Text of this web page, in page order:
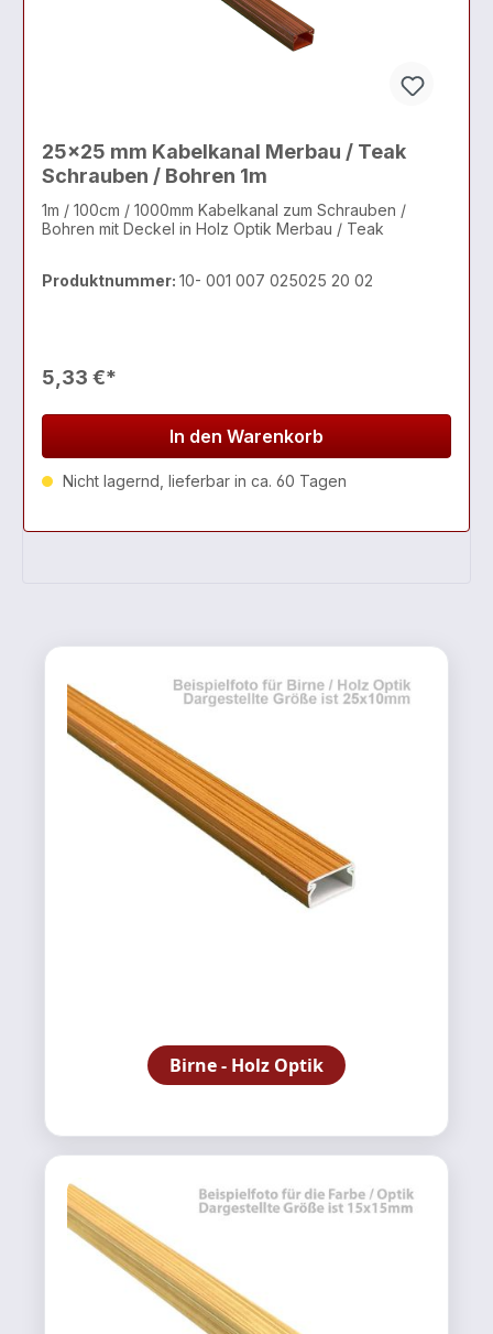
25x25 mm Kabelkanal Merbau / Teak
Schrauben / Bohren 1m
1m / 100cm / 1000mm Kabelkanal zum Schrauben /
Bohren mit Deckel in Holz Optik Merbau / Teak
Produktnummer: 10- 001 007 025025 20 02
5,33 €*
In den Warenkorb
Nicht lagernd, lieferbar in ca. 60 Tagen
Birne - Holz Optik